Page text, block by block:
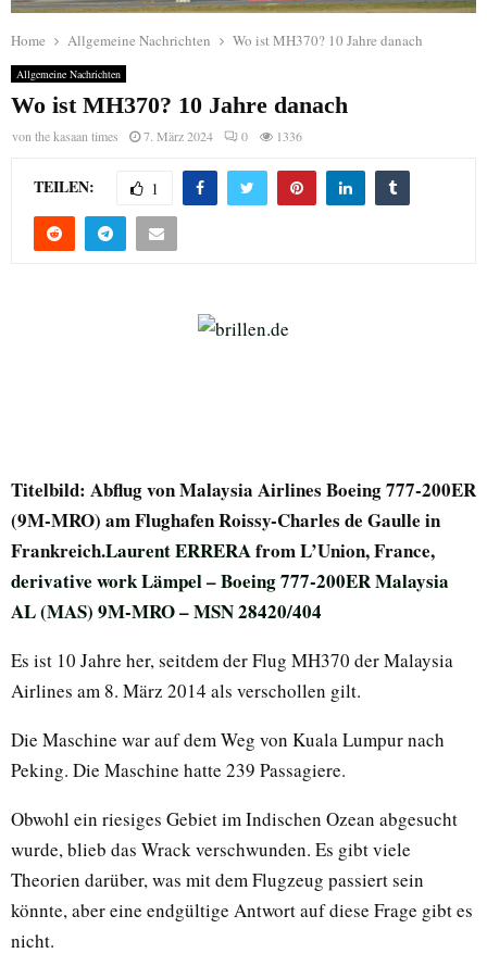
Home Allgemeine Nachrichten Wo ist MH370? 10 Jahre danach
Allgemeine Nachrichten
Wo ist MH370? 10 Jahre danach
vonthe kasaan times 7. März 2024 0 1336
TEILEN: 1
Titelbild: Abflug von Malaysia Airlines Boeing 777-200ER
(9M-MRO) am Flughafen Roissy-Charles de Gaulle in
Frankreich.Laurent ERRERAfrom L’Union, France,
derivative workLämpel–Boeing 777-200ER Malaysia
AL (MAS) 9M-MRO – MSN 28420/404
Es ist 10 Jahre her, seitdem der Flug MH370 der Malaysia
Airlines am 8. März 2014 als verschollen gilt.
Die Maschine war auf dem Weg von Kuala Lumpur nach
Peking. Die Maschine hatte 239 Passagiere.
Obwohl ein riesiges Gebiet im Indischen Ozean abgesucht
wurde, blieb das Wrack verschwunden. Es gibt viele
Theorien darüber, was mit dem Flugzeug passiert sein
könnte, aber eine endgültige Antwort auf diese Frage gibt es
nicht.